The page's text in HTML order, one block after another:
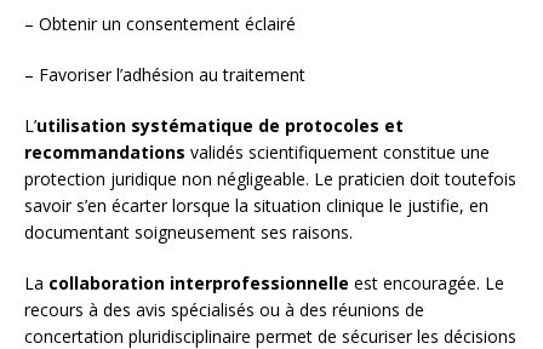
– Obtenir un consentement éclairé
– Favoriser l’adhésion au traitement
L’utilisation systématique de protocoles et
recommandations validés scientifiquement constitue une
protection juridique non négligeable. Le praticien doit toutefois
savoir s’en écarter lorsque la situation clinique le justifie, en
documentant soigneusement ses raisons.
La collaboration interprofessionnelle est encouragée. Le
recours à des avis spécialisés ou à des réunions de
concertation pluridisciplinaire permet de sécuriser les décisions